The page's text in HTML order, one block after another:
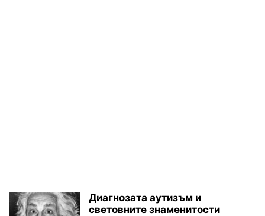
Диагнозата аутизъм и
световните знаменитости